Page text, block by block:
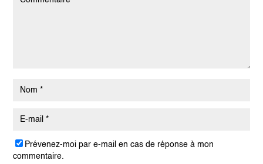
Prévenez-moi par e-mail en cas de réponse à mon
commentaire.